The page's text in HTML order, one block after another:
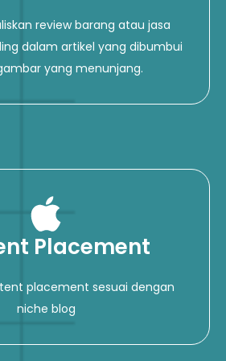
review barang atau jasa
dalam artikel yang dibumbui
yang menunjang.
Placement
placement sesuai dengan
niche blog